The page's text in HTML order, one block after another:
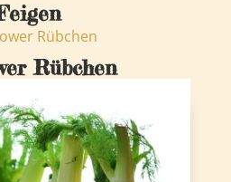
Rübchen